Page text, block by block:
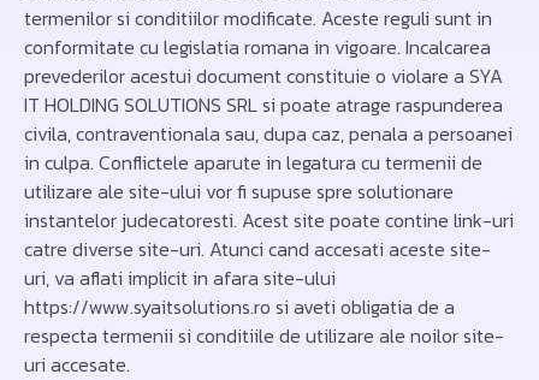
termenilor si conditiilor modificate. Aceste reguli sunt in
conformitate cu legislatia romana in vigoare. Incalcarea
prevederilor acestui document constituie o violare a SYA
IT HOLDING SOLUTIONS SRL si poate atrage raspunderea
civila, contraventionala sau, dupa caz, penala a persoanei
in culpa. Conflictele aparute in legatura cu termenii de
utilizare ale site-ului vor fi supuse spre solutionare
instantelor judecatoresti. Acest site poate contine link-uri
catre diverse site-uri. Atunci cand accesati aceste site-
uri, va aflati implicit in afara site-ului
https://www.syaitsolutions.ro si aveti obligatia de a
respecta termenii si conditiile de utilizare ale noilor site-
uri accesate.